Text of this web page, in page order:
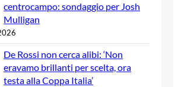
centrocampo: sondaggio per Josh
Mulligan
De Rossi non cerca alibi: ‘Non
eravamo brillanti per scelta, ora
testa alla Coppa Italia’